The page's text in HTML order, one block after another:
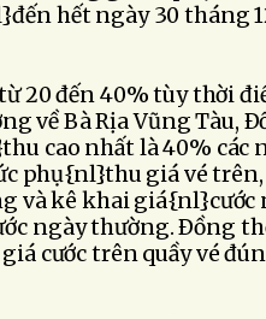
hết ngày 30 tháng
20 đến 40% tùy thời
về Bà Rịa Vũng Tàu,
cao nhất là 40% các
phụ{nl}thu giá vé trên,
và kê khai giá{nl}cước
ngày thường. Ðồng
cước trên quầy vé